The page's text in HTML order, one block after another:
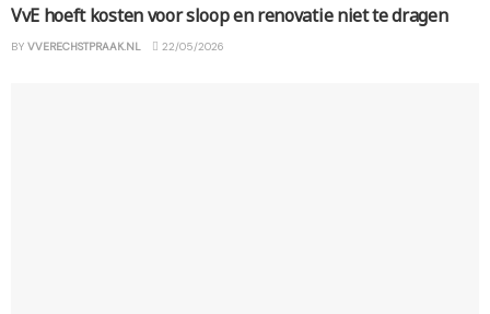
VvE hoeft kosten voor sloop en renovatie niet te dragen
BY VVERECHSTPRAAK.NL 22/05/2026